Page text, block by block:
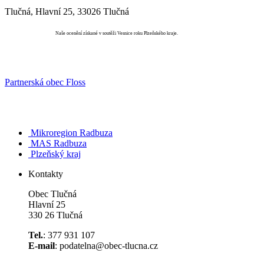
Tlučná, Hlavní 25, 33026 Tlučná
Naše ocenění získané v soutěži Vesnice roku Plzeňského kraje.
Partnerská obec Floss
Mikroregion Radbuza
MAS Radbuza
Plzeňský kraj
Kontakty
Obec Tlučná
Hlavní 25
330 26 Tlučná
Tel.: 377 931 107
E-mail: podatelna@obec-tlucna.cz